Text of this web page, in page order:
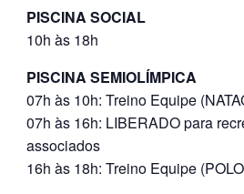
PISCINA SOCIAL
10h às 18h
PISCINA SEMIOLÍMPICA
07h às 10h: Treino Equipe
07h às 16h: LIBERADO para
associados
16h às 18h: Treino Equipe